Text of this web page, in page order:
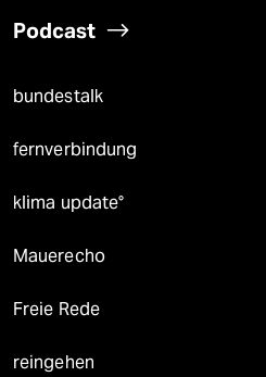
Podcast
bundestalk
fernverbindung
klima update°
Mauerecho
Freie Rede
reingehen